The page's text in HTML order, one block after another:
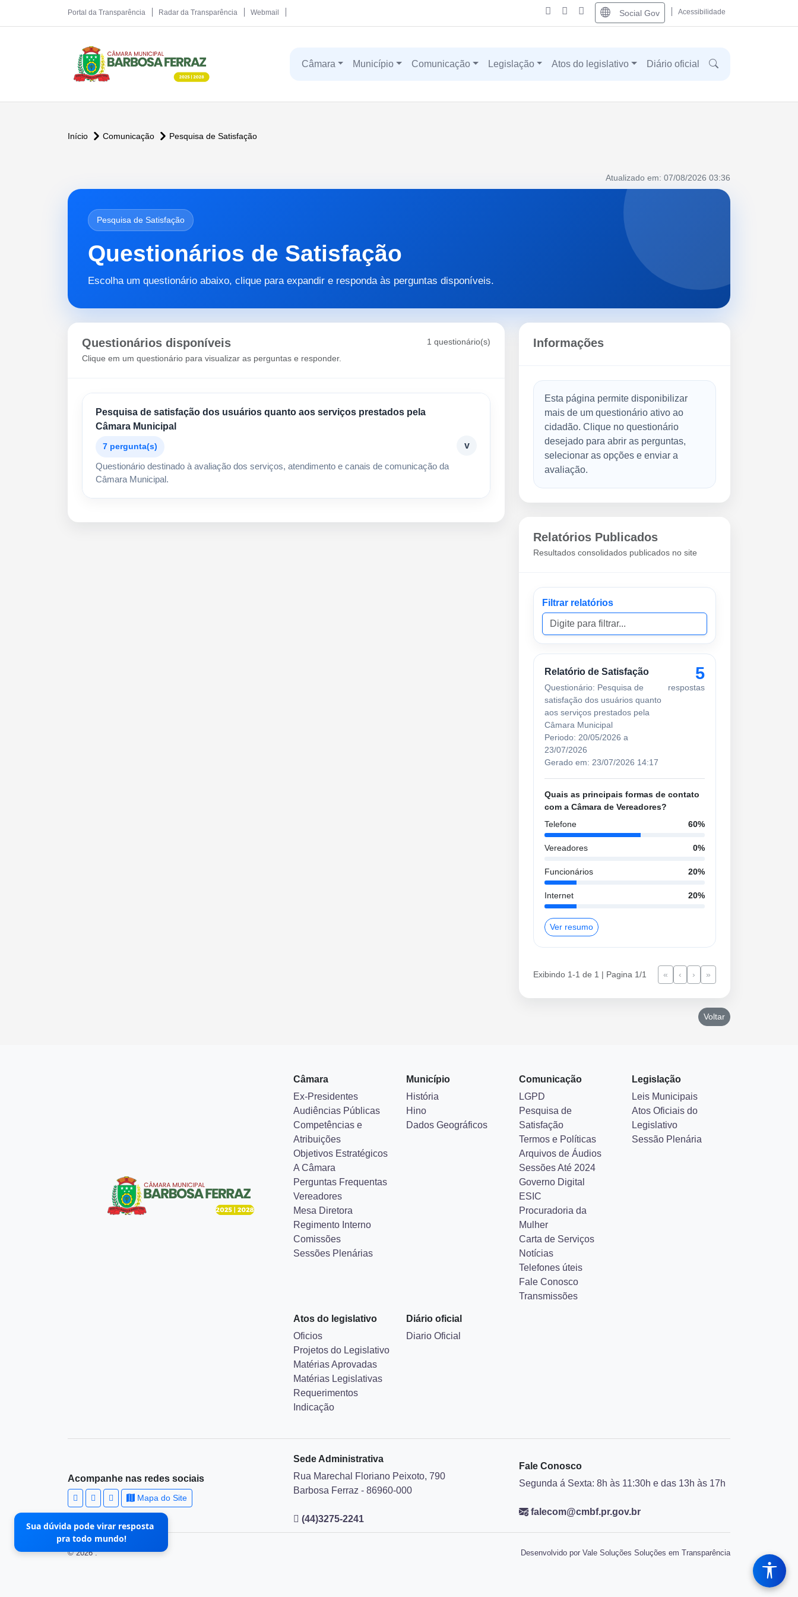
Portal da Transparência Radar da Transparência Webmail Social Gov Acessibilidade
Câmara Município Comunicação Legislação Atos do legislativo Diário oficial
Início Comunicação Pesquisa de Satisfação
Atualizado em: 07/08/2026 03:36
Pesquisa de Satisfação
Questionários de Satisfação
Escolha um questionário abaixo, clique para expandir e responda às perguntas disponíveis.
Questionários disponíveis
Clique em um questionário para visualizar as perguntas e responder.
1 questionário(s)
Pesquisa de satisfação dos usuários quanto aos serviços prestados pela
Câmara Municipal
7 pergunta(s)
Questionário destinado à avaliação dos serviços, atendimento e canais de comunicação da
Câmara Municipal.
v
Informações
Esta página permite disponibilizar
mais de um questionário ativo ao
cidadão. Clique no questionário
desejado para abrir as perguntas,
selecionar as opções e enviar a
avaliação.
Relatórios Publicados
Resultados consolidados publicados no site
Filtrar relatórios
Relatório de Satisfação
Questionário: Pesquisa de
satisfação dos usuários quanto
aos serviços prestados pela
Câmara Municipal
Periodo: 20/05/2026 a
23/07/2026
Gerado em: 23/07/2026 14:17
5
respostas
Quais as principais formas de contato
com a Câmara de Vereadores?
Telefone
60%
Vereadores 0%
Funcionários 20%
Internet 20%
Ver resumo
Exibindo 1-1 de 1 | Pagina 1/1 « ‹ › »
Voltar
Câmara
Ex-Presidentes
Audiências Públicas
Competências e
Atribuições
Objetivos Estratégicos
A Câmara
Perguntas Frequentas
Vereadores
Mesa Diretora
Regimento Interno
Comissões
Sessões Plenárias
Município
História
Hino
Dados Geográficos
Comunicação
LGPD
Pesquisa de
Satisfação
Termos e Políticas
Arquivos de Áudios
Sessões Até 2024
Governo Digital
ESIC
Procuradoria da
Mulher
Carta de Serviços
Notícias
Telefones úteis
Fale Conosco
Transmissões
Legislação
Leis Municipais
Atos Oficiais do
Legislativo
Sessão Plenária
Atos do legislativo
Oficios
Projetos do Legislativo
Matérias Aprovadas
Matérias Legislativas
Requerimentos
Indicação
Diário oficial
Diario Oficial
Acompanhe nas redes sociais
Mapa do Site
Sede Administrativa
Rua Marechal Floriano Peixoto, 790
Barbosa Ferraz - 86960-000
(44)3275-2241
Fale Conosco
Segunda á Sexta: 8h às 11:30h e das 13h às 17h
falecom@cmbf.pr.gov.br
© 2026 . Desenvolvido por Vale Soluções Soluções em Transparência
Sua dúvida pode virar resposta
pra todo mundo!